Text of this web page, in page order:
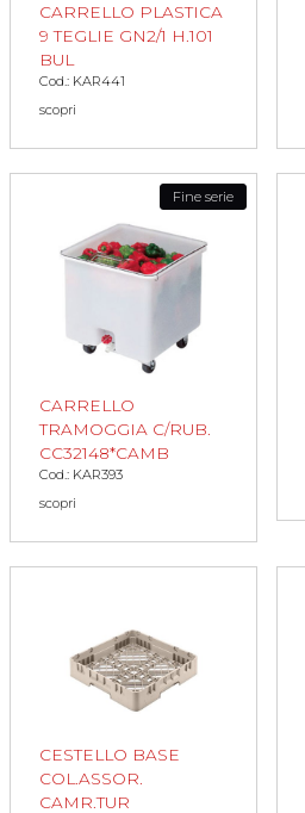
CARRELLO PLASTICA
9 TEGLIE GN2/1 H.101
BUL
Cod.: KAR441
scopri
Fine serie
CARRELLO
TRAMOGGIA C/RUB.
CC32148*CAMB
Cod.: KAR393
scopri
CESTELLO BASE
COL.ASSOR.
CAMR.TUR